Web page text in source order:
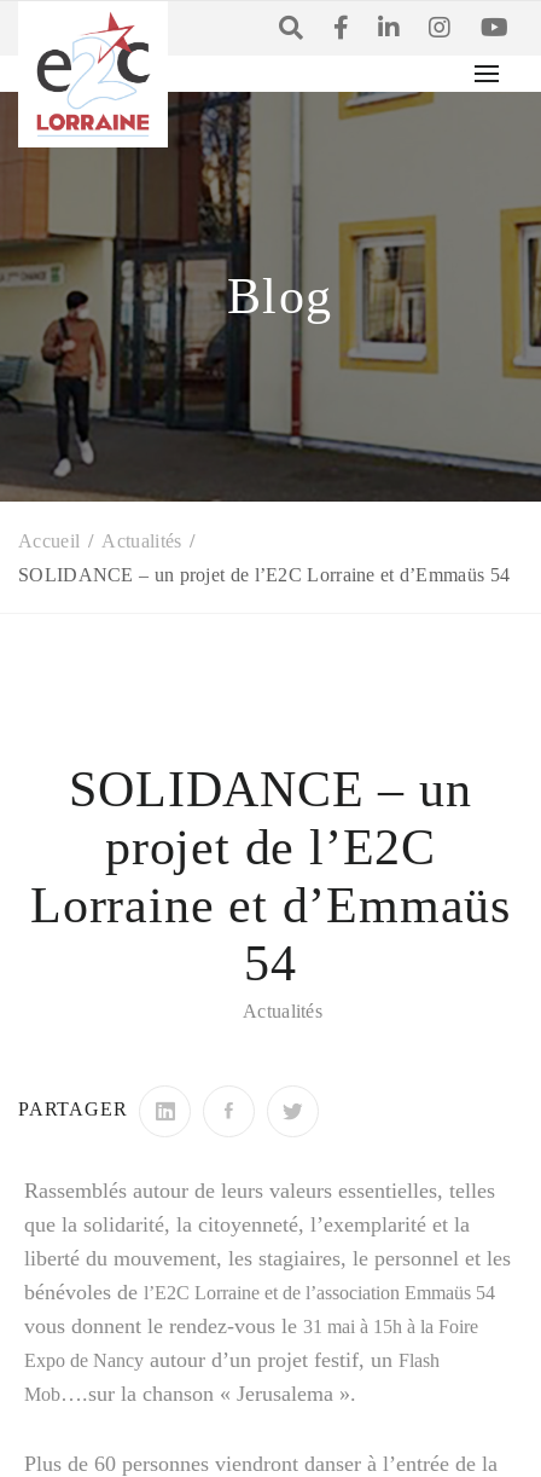
Accueil
Actualités
SOLIDANCE – un projet de l’E2C Lorraine et d’Emmaüs 54
Blog
SOLIDANCE – un
projet de l’E2C
Lorraine et d’Emmaüs
54
Actualités
PARTAGER
Rassemblés autour de leurs valeurs essentielles, telles
que la solidarité, la citoyenneté, l’exemplarité et la
liberté du mouvement, les stagiaires, le personnel et les
bénévoles de l’E2C Lorraine et de l’association Emmaüs 54
vous donnent le rendez-vous le 31 mai à 15h à la Foire
Expo de Nancy autour d’un projet festif, un Flash
Mob….sur la chanson « Jerusalema ».
Plus de 60 personnes viendront danser à l’entrée de la